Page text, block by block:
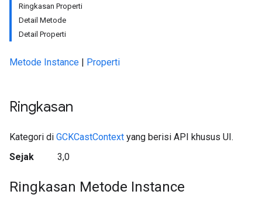
Ringkasan Properti
Detail Metode
Detail Properti
Metode Instance | Properti
Ringkasan
Kategori di GCKCastContext yang berisi API khusus UI.
Sejak
3,0
Ringkasan Metode Instance